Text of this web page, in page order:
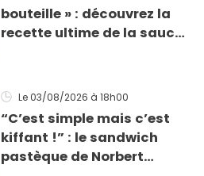
bouteille » : découvrez la
recette ultime de la sauce
Le 03/08/2026 à 18h00
“C’est simple mais c’est
kiffant !” : le sandwich
pastèque de Norbert